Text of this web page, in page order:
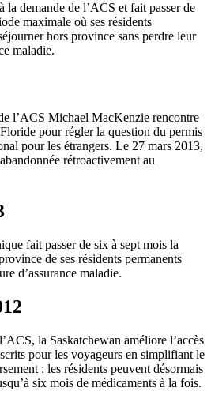
la demande de l’ACS et fait passer de
maximale où ses résidents
hors province sans perdre leur
maladie.
l’ACS Michael MacKenzie rencontre
pour régler la question du permis
pour les étrangers. Le 27 mars 2013,
rétroactivement au
fait passer de six à sept mois la
de ses résidents permanents
d’assurance maladie.
la Saskatchewan améliore l’accès
pour les voyageurs en simplifiant le
: les résidents peuvent désormais
six mois de médicaments à la fois.